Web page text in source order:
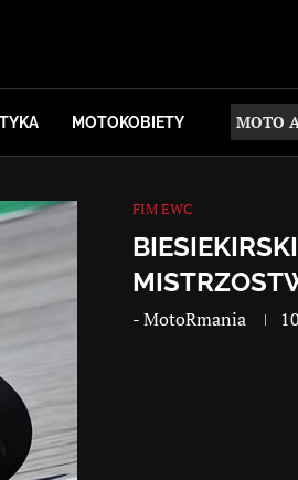
MOTOKOBIETY MOTO
FIM EWC
-MotoRmania